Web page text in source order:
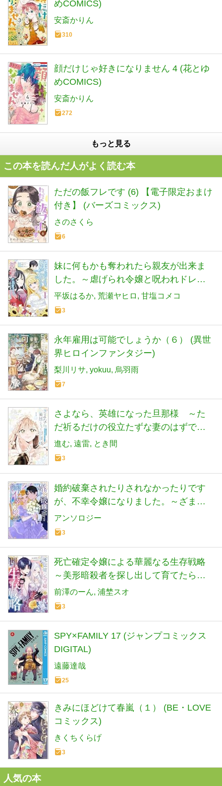
めCOMICS)
安斎かりん
310
顔だけじゃ好きになりません 4 (花とゆ
めCOMICS)
安斎かりん
272
もっと見る
この本を読んだ人がよく読む本
ただの飯フレです (6) 【電子限定おまけ
付き】 (バーズコミックス)
さのさくら
6
妹に何もかも奪われたら親友が出来ま
した。～虐げられ令嬢と呪われドレス
の謎令嬢～（１） (異世界ヒロインファ
ンタジー)
平坂はるか 荒瀬ヤヒロ 甘塩コメコ
3
永年雇用は可能でしょうか（６） (異世
界ヒロインファンタジー)
梨川リサ yokuu 烏羽雨
7
さよなら、英雄になった旦那様 ～た
だ祈るだけの役立たずな妻のはずでし
たが……～（１） 【電子限定描きお
ろしカラーペーパー付き】 (異世界ヒロ
進む 遠雷 とき間
3
婚約破棄されたりされなかったりです
が、不幸令嬢になりました。～ざまぁ
しなくても幸せです～ アンソロジー
コミック（３） (異世界ヒロインファン
アンソロジー
3
死亡確定令嬢による華麗なる生存戦略
～美形暗殺者を探し出して育てたら、
溺愛ルートに入ったようです～（２）
(異世界ヒロインファンタジー)
前澤のーん 浦埜スオ
3
SPY×FAMILY 17 (ジャンプコミックス
DIGITAL)
遠藤達哉
25
きみにほどけて春嵐（１） (BE・LOVE
コミックス)
きくちくらげ
3
人気の本